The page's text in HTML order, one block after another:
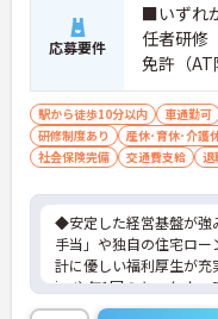
応募要件
■いずれ
任者研修
免許（
＞ワーク
お考えの
た、温か
の介護分
方
駅から徒歩10分以内 車通勤可
研修制度あり
産休･育休･介護
社会保険完備
交通費支給 退
◆安定した経営基盤が強
手当」や独自の住宅ロ
計に優しい福利厚生が充
i」や年1回のキックオフ
く温かいコミュニケー